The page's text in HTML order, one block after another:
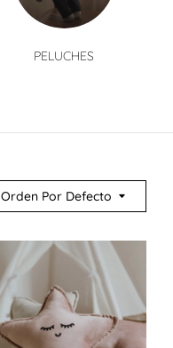
PELUCHES
Orden Por Defecto